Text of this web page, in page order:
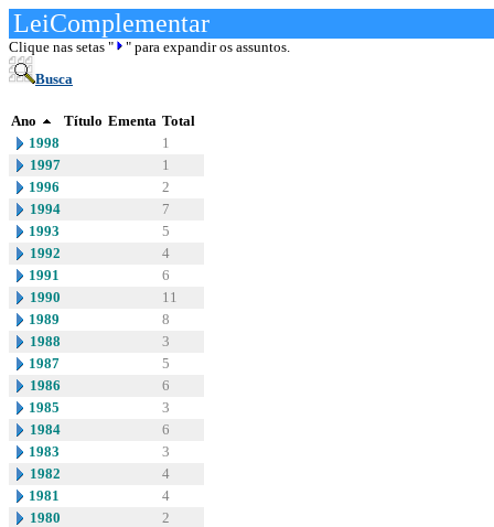
LeiComplementar
Clique nas setas "
" para expandir os assuntos.
Busca
Ano Título Ementa Total
1998
1
1997
1
1996
2
1994
7
1993
5
1992
4
1991
6
1990
11
1989
8
1988
3
1987
5
1986
6
1985
3
1984
6
1983
3
1982
4
1981
4
1980
2